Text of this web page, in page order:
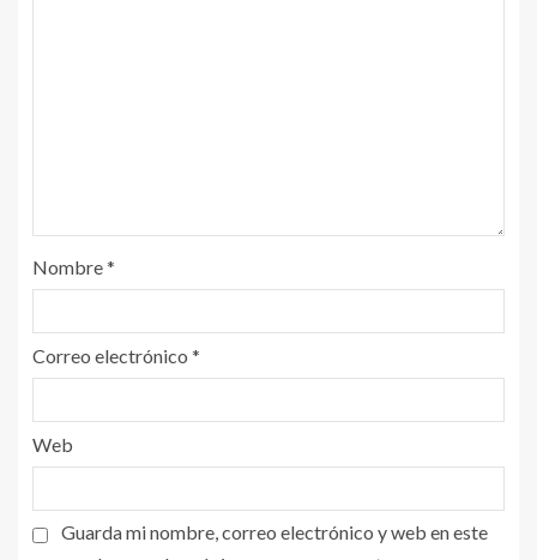
Nombre*
Correo electrónico *
Web
Guarda mi nombre, correo electrónico y web en este